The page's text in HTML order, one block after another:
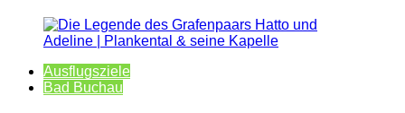
Ausflugsziele
Bad Buchau